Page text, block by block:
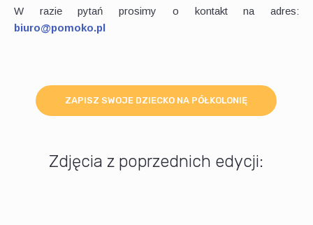
W razie pytań prosimy o kontakt na adres:
biuro@pomoko.pl
ZAPISZ SWOJE DZIECKO NA PÓŁKOLONIĘ
Zdjęcia z poprzednich edycji: